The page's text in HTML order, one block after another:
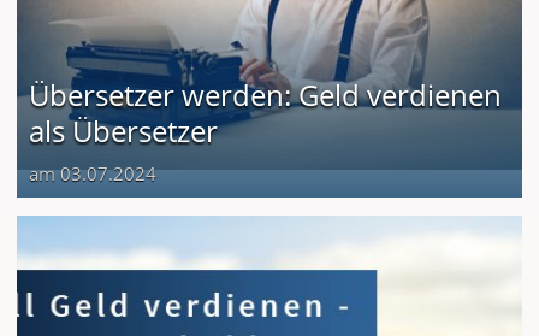
Übersetzer werden: Geld verdienen
als Übersetzer
am 03.07.2024